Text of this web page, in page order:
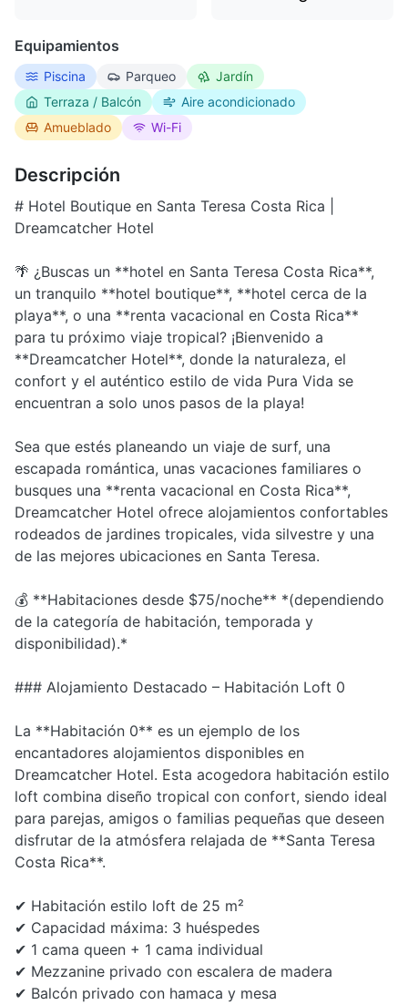
Equipamientos
Piscina Parqueo
Jardín
Terraza / Balcón
Aire acondicionado
Amueblado
Wi-Fi
Descripción
# Hotel Boutique en Santa Teresa Costa Rica |
Dreamcatcher Hotel
🌴 ¿Buscas un **hotel en Santa Teresa Costa Rica**,
un tranquilo **hotel boutique**, **hotel cerca de la
playa**, o una **renta vacacional en Costa Rica**
para tu próximo viaje tropical? ¡Bienvenido a
**Dreamcatcher Hotel**, donde la naturaleza, el
confort y el auténtico estilo de vida Pura Vida se
encuentran a solo unos pasos de la playa!
Sea que estés planeando un viaje de surf, una
escapada romántica, unas vacaciones familiares o
busques una **renta vacacional en Costa Rica**,
Dreamcatcher Hotel ofrece alojamientos confortables
rodeados de jardines tropicales, vida silvestre y una
de las mejores ubicaciones en Santa Teresa.
💰 **Habitaciones desde $75/noche** *(dependiendo
de la categoría de habitación, temporada y
disponibilidad).*
### Alojamiento Destacado – Habitación Loft 0
La **Habitación 0** es un ejemplo de los
encantadores alojamientos disponibles en
Dreamcatcher Hotel. Esta acogedora habitación estilo
loft combina diseño tropical con confort, siendo ideal
para parejas, amigos o familias pequeñas que deseen
disfrutar de la atmósfera relajada de **Santa Teresa
Costa Rica**.
✔ Habitación estilo loft de 25 m²
✔ Capacidad máxima: 3 huéspedes
✔ 1 cama queen + 1 cama individual
✔ Mezzanine privado con escalera de madera
✔ Balcón privado con hamaca y mesa